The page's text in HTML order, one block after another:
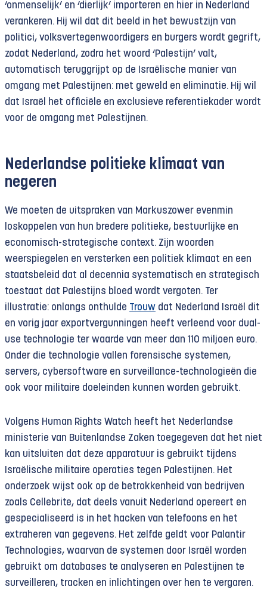
‘onmenselijk’ en ‘dierlijk’ importeren en hier in Nederland
verankeren. Hij wil dat dit beeld in het bewustzijn van
politici, volksvertegenwoordigers en burgers wordt gegrift,
zodat Nederland, zodra het woord ‘Palestijn’ valt,
automatisch teruggrijpt op de Israëlische manier van
omgang met Palestijnen: met geweld en eliminatie. Hij wil
dat Israël het officiële en exclusieve referentiekader wordt
voor de omgang met Palestijnen.
Nederlandse politieke klimaat van
negeren
We moeten de uitspraken van Markuszower evenmin
loskoppelen van hun bredere politieke, bestuurlijke en
economisch-strategische context. Zijn woorden
weerspiegelen en versterken een politiek klimaat en een
staatsbeleid dat al decennia systematisch en strategisch
toestaat dat Palestijns bloed wordt vergoten. Ter
illustratie: onlangs onthulde Trouw dat Nederland Israël dit
en vorig jaar exportvergunningen heeft verleend voor dual-
use technologie ter waarde van meer dan 110 miljoen euro.
Onder die technologie vallen forensische systemen,
servers, cybersoftware en surveillance-technologieën die
ook voor militaire doeleinden kunnen worden gebruikt.
Volgens Human Rights Watch heeft het Nederlandse
ministerie van Buitenlandse Zaken toegegeven dat het niet
kan uitsluiten dat deze apparatuur is gebruikt tijdens
Israëlische militaire operaties tegen Palestijnen. Het
onderzoek wijst ook op de betrokkenheid van bedrijven
zoals Cellebrite, dat deels vanuit Nederland opereert en
gespecialiseerd is in het hacken van telefoons en het
extraheren van gegevens. Het zelfde geldt voor Palantir
Technologies, waarvan de systemen door Israël worden
gebruikt om databases te analyseren en Palestijnen te
surveilleren, tracken en inlichtingen over hen te vergaren.